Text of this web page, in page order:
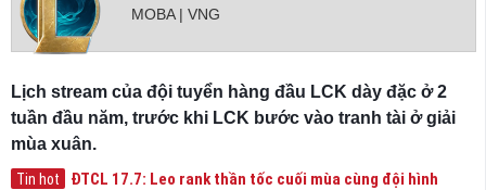
MOBA | VNG
Lịch stream của đội tuyển hàng đầu LCK dày đặc ở 2
tuần đầu năm, trước khi LCK bước vào tranh tài ở giải
mùa xuân.
Tin hot
ĐTCL 17.7: Leo rank thần tốc cuối mùa cùng đội hình